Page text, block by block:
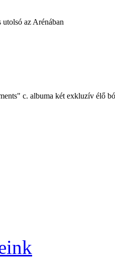
utolsó az Arénában
c. albuma két exkluzív élő